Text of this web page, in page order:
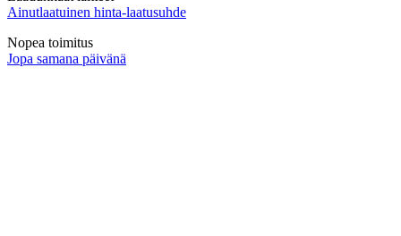
Ainutlaatuinen hinta-laatusuhde
Nopea toimitus
Jopa samana päivänä